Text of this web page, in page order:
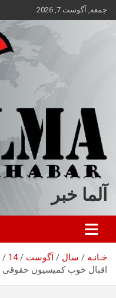
محتوا
جمعه, آگوست 7, 2026
آلما خبر
خـانـه سال آگوست
14
اقبال خوب کمیسیون حقوقی